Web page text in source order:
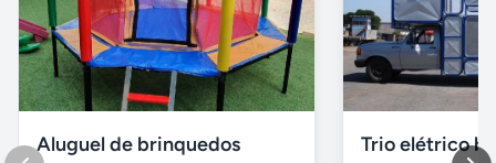
Aluguel de brinquedos Trio elétrico